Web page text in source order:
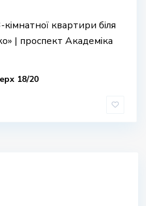
квартири біля
| проспект Академіка
18/20